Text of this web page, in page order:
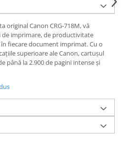
original Canon CRG-718M, vă
imprimare, de productivitate
fiecare document imprimat. Cu o
superioare ale Canon, cartușul
până la 2.900 de pagini intense și